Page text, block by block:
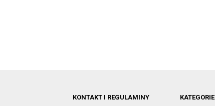
KONTAKT I REGULAMINY KATEGORIE